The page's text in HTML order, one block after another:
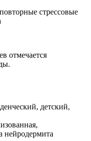
стрессовые
отмечается
детский,
нейродермита